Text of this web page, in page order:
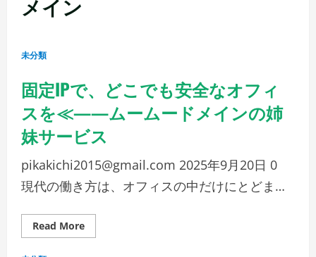
メイン
未分類
固定IPで、どこでも安全なオフィ
スを≪——ムームードメインの姉
妹サービス
pikakichi2015@gmail.com 2025年9月20日 0
現代の働き方は、オフィスの中だけにとどま…
Read MoreRead
more